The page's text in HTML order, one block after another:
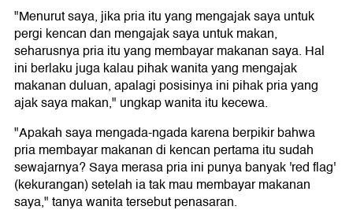
"Menurut saya, jika pria itu yang mengajak saya untuk
pergi kencan dan mengajak saya untuk makan,
seharusnya pria itu yang membayar makanan saya. Hal
ini berlaku juga kalau pihak wanita yang mengajak
makanan duluan, apalagi posisinya ini pihak pria yang
ajak saya makan," ungkap wanita itu kecewa.
"Apakah saya mengada-ngada karena berpikir bahwa
pria membayar makanan di kencan pertama itu sudah
sewajarnya? Saya merasa pria ini punya banyak 'red flag'
(kekurangan) setelah ia tak mau membayar makanan
saya," tanya wanita tersebut penasaran.